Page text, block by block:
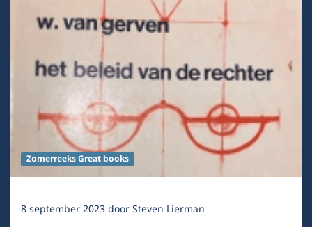
Zomerreeks Great books
8 september 2023doorSteven Lierman